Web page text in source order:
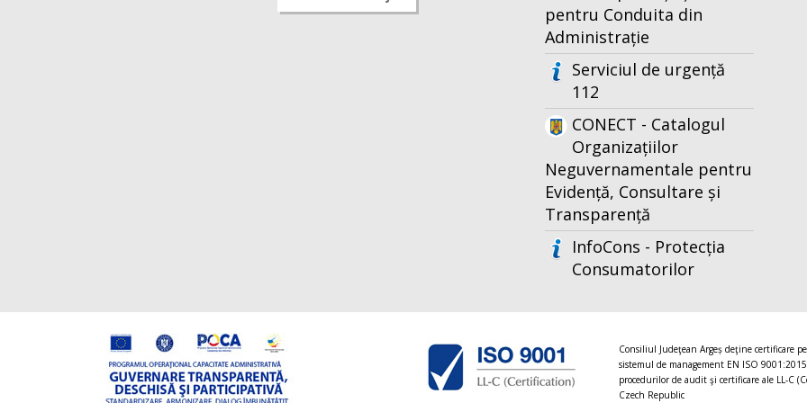
pentru Conduita din
Administrație
Serviciul de urgență
112
CONECT - Catalogul
Organizațiilor
Neguvernamentale pentru
Evidență, Consultare și
Transparență
InfoCons - Protecția
Consumatorilor
Consiliul Judeţean Argeș deţine certificare
sistemul de management EN ISO
procedurilor de audit şi certificare ale LL-C
Czech Republic